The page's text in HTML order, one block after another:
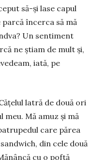
să-și lase capul
încerca să mă
Un sen­timent
ne știam de mult și,
iată, pe
latră de două ori
Mă amuz și mă
care părea
din cele două
cu o poftă